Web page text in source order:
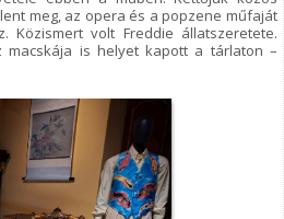
meg, az opera és a popzene műfaját
Közismert volt Freddie állatszeretete.
macskája is helyet kapott a tárlaton –